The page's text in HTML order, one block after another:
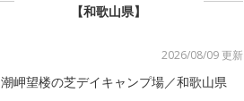
【和歌山県】
2026/08/09 更新
潮岬望楼の芝デイキャンプ場／和歌山県